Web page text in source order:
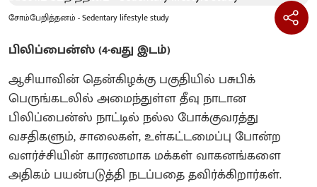
சோம்பேறித்தனம் - Sedentary lifestyle study
பிலிப்பைன்ஸ் (4-வது இடம்)
ஆசியாவின் தென்கிழக்கு பகுதியில் பசுபிக்
பெருங்கடலில் அமைந்துள்ள தீவு நாடான
பிலிப்பைன்ஸ் நாட்டில் நல்ல போக்குவரத்து
வசதிகளும், சாலைகள், உள்கட்டமைப்பு போன்ற
வளர்ச்சியின் காரணமாக மக்கள் வாகனங்களை
அதிகம் பயன்படுத்தி நடப்பதை தவிர்க்கிறார்கள்.